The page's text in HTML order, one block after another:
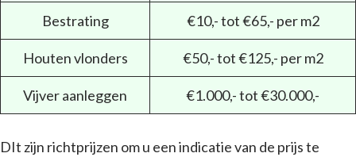
Bestrating €10,- tot €65,- per m2
Houten vlonders €50,- tot €125,- per m2
Vijver aanleggen €1.000,- tot €30.000,-
DIt zijn richtprijzen om u een indicatie van de prijs te